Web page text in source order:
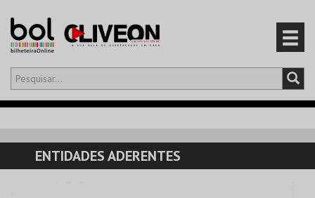
Olá,iniciar sessão
CARRINHO
EVENTOS
ENTIDADES ADERENTES